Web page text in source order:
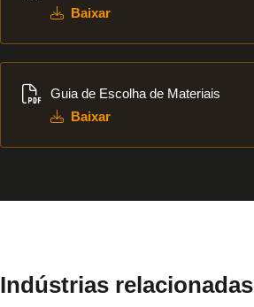
Baixar
Guia de Escolha de Materiais
Baixar
Indústrias relacionadas